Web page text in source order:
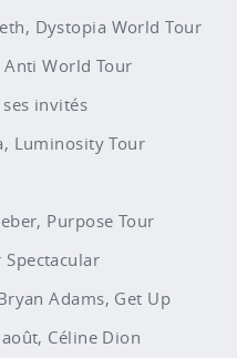
Dystopia World Tour
World Tour
invités
Luminosity Tour
Purpose Tour
Adams, Get Up
Céline Dion